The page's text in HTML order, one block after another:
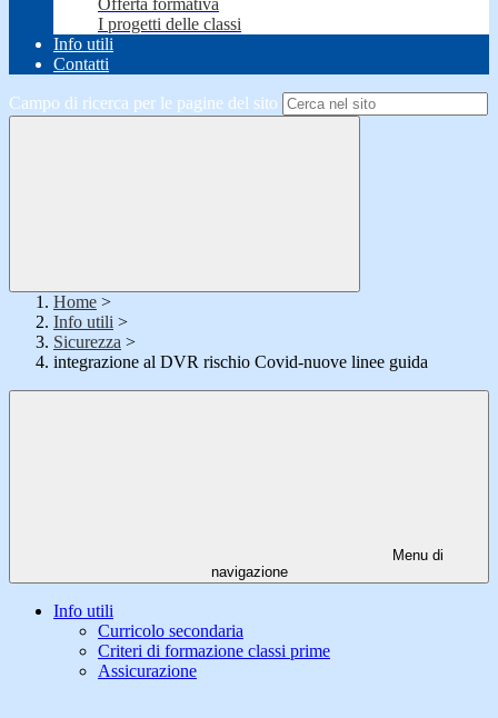
Offerta formativa
I progetti delle classi
Info utili
Contatti
Campo di ricerca per le pagine del sito
Home >
Info utili >
Sicurezza >
integrazione al DVR rischio Covid-nuove linee guida
Menu di
navigazione
Info utili
Curricolo secondaria
Criteri di formazione classi prime
Assicurazione